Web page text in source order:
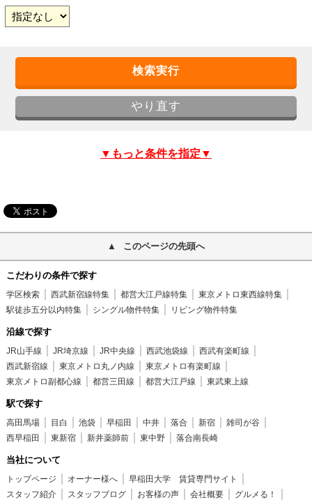
▼もっと条件を指定▼
このページの先頭へ
こだわりの条件で探す
学区検索 西武新宿線特集 都営大江戸線特集
東京メトロ東西線特集
駅徒歩五分以内特集
シングル物件特集 リビング物件特集
沿線で探す
JR山手線 JR埼京線 JR中央線 西武池袋線
西武有楽町線
西武新宿線
東京メトロ丸ノ内線
東京メトロ有楽町線
東京メトロ副都心線
都営三田線 都営大江戸線 東武東上線
駅で探す
高田馬場 目白 池袋 早稲田 中井 落合 新宿
雑司が谷
西早稲田
東新宿 新井薬師前 東中野 落合南長崎
当社について
トップページ オーナー様へ
早稲田大学 賃貸専門サイト
スタッフ紹介
スタッフブログ お客様の声 会社概要
グルメる！